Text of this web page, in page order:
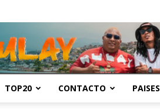
TOP20 CONTACTO PAISES